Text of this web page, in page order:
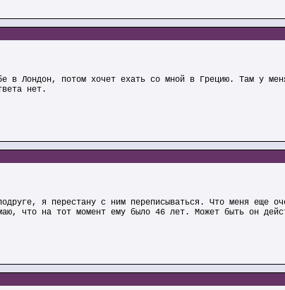
в Лондон, потом хочет ехать со мной в Грецию. Там у
нет.
я перестану с ним переписываться. Что меня еще
что на тот момент ему было 46 лет. Может быть он